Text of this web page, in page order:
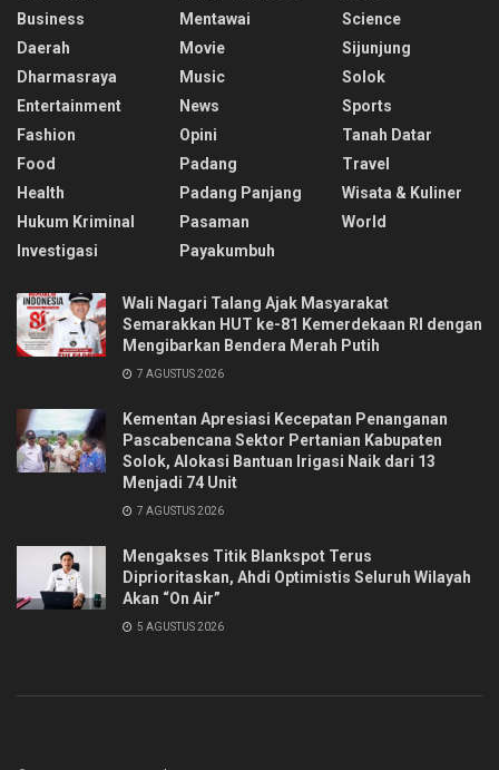
Business
Daerah
Dharmasraya
Entertainment
Fashion
Food
Health
Hukum Kriminal
Investigasi
Mentawai
Movie
Music
News
Opini
Padang
Padang Panjang
Pasaman
Payakumbuh
Science
Sijunjung
Solok
Sports
Tanah Datar
Travel
Wisata & Kuliner
World
Wali Nagari Talang Ajak Masyarakat
Semarakkan HUT ke-81 Kemerdekaan RI dengan
Mengibarkan Bendera Merah Putih
7 AGUSTUS 2026
Kementan Apresiasi Kecepatan Penanganan
Pascabencana Sektor Pertanian Kabupaten
Solok, Alokasi Bantuan Irigasi Naik dari 13
Menjadi 74 Unit
7 AGUSTUS 2026
Mengakses Titik Blankspot Terus
Diprioritaskan, Ahdi Optimistis Seluruh Wilayah
Akan “On Air”
5 AGUSTUS 2026